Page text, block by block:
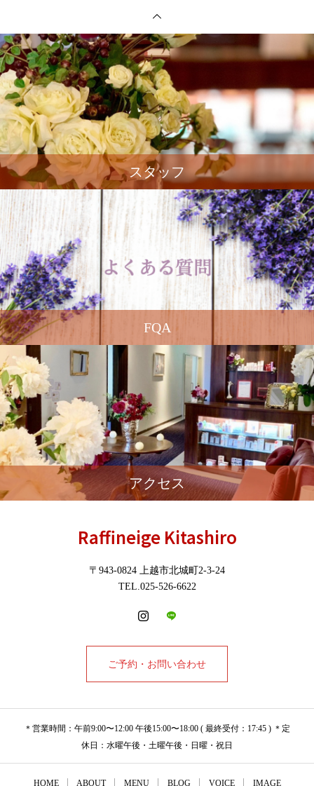
スタッフ
FQA
アクセス
Raffineige Kitashiro
〒943-0824 上越市北城町2-3-24
TEL.025-526-6622
ご予約・お問い合わせ
＊営業時間：午前9:00〜12:00 午後15:00〜18:00 ( 最終受付：17:45 ) ＊定
休日：水曜午後・土曜午後・日曜・祝日
HOME ABOUT MENU BLOG VOICE IMAGE